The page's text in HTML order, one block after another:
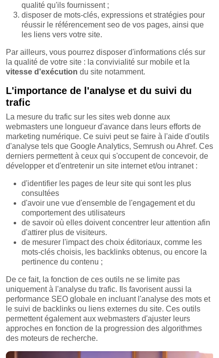
qualité qu'ils fournissent ;
disposer de mots-clés, expressions et stratégies pour
réussir le référencement seo de vos pages, ainsi que
les liens vers votre site.
Par ailleurs, vous pourrez disposer d'informations clés sur
la qualité de votre site : la convivialité sur mobile et la
vitesse d'exécution du site notamment.
L'importance de l'analyse et du suivi du
trafic
La mesure du trafic sur les sites web donne aux
webmasters une longueur d'avance dans leurs efforts de
marketing numérique. Ce suivi peut se faire à l'aide d'outils
d'analyse tels que Google Analytics, Semrush ou Ahref. Ces
derniers permettent à ceux qui s'occupent de concevoir, de
développer et d'entretenir un site internet et/ou intranet :
d'identifier les pages de leur site qui sont les plus
consultées
d'avoir une vue d'ensemble de l'engagement et du
comportement des utilisateurs
de savoir où elles doivent concentrer leur attention afin
d'attirer plus de visiteurs.
de mesurer l'impact des choix éditoriaux, comme les
mots-clés choisis, les backlinks obtenus, ou encore la
pertinence du contenu ;
De ce fait, la fonction de ces outils ne se limite pas
uniquement à l'analyse du trafic. Ils favorisent aussi la
performance SEO globale en incluant l'analyse des mots et
le suivi de backlinks ou liens externes du site. Ces outils
permettent également aux webmasters d'ajuster leurs
approches en fonction de la progression des algorithmes
des moteurs de recherche.